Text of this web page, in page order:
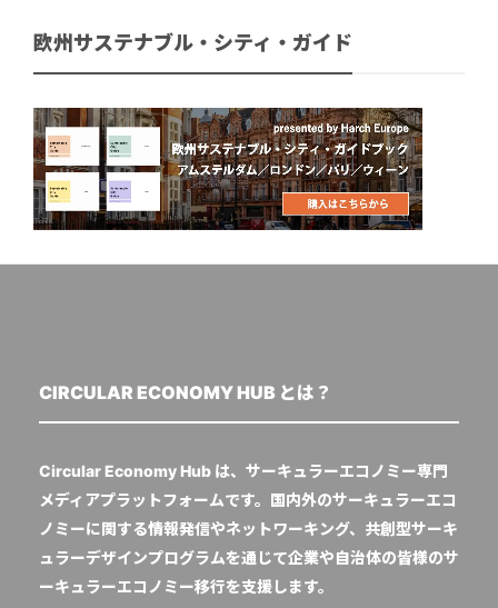
欧州サステナブル・シティ・ガイド
CIRCULAR ECONOMY HUB とは？
Circular Economy Hub は、サーキュラーエコノミー専門
メディアプラットフォームです。国内外のサーキュラーエコ
ノミーに関する情報発信やネットワーキング、共創型サーキ
ュラーデザインプログラムを通じて企業や自治体の皆様のサ
ーキュラーエコノミー移行を支援します。